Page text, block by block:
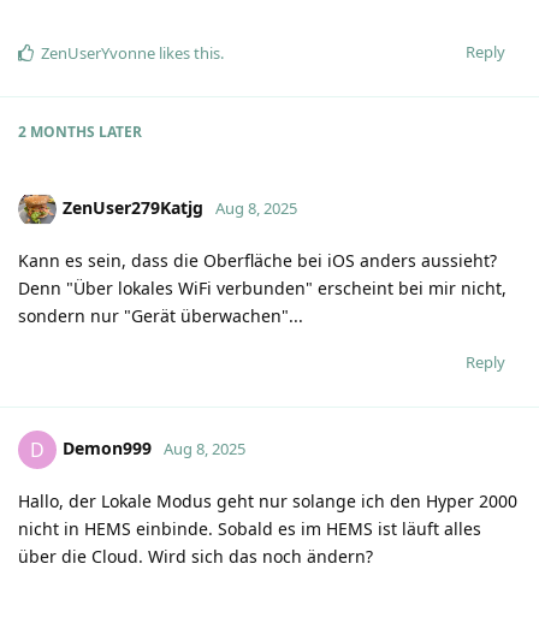
Reply
ZenUserYvonne likes this.
2 MONTHS LATER
ZenUser279Katjg Aug 8, 2025
Kann es sein, dass die Oberfläche bei iOS anders aussieht?
Denn "Über lokales WiFi verbunden" erscheint bei mir nicht,
sondern nur "Gerät überwachen"...
Reply
D Demon999 Aug 8, 2025
Hallo, der Lokale Modus geht nur solange ich den Hyper 2000
nicht in HEMS einbinde. Sobald es im HEMS ist läuft alles
über die Cloud. Wird sich das noch ändern?